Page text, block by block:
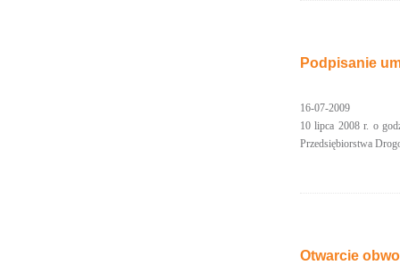
Podpisanie
16-07-2009
10 lipca 2008 r. o
Przedsiębiorstwa
Otwarcie